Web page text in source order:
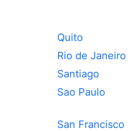
Quito
Rio de Janeiro
Santiago
Sao Paulo
San Francisco